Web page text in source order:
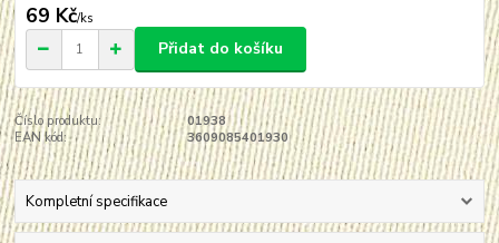
69 Kč/ks
Přidat do košíku
Číslo produktu:
01938
EAN kód:
3609085401930
Kompletní specifikace